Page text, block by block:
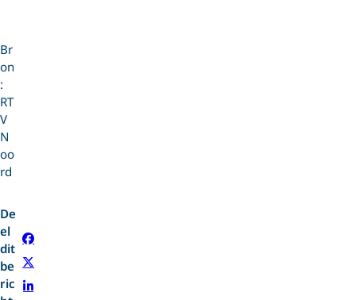
Br
on
:
RT
V
N
oo
rd
De
el
dit
be
ric